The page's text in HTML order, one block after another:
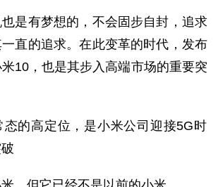
是有梦想的，不会固步自封，追求
直的追求。在此变革的时代，发布
10，也是其步入高端市场的重要突